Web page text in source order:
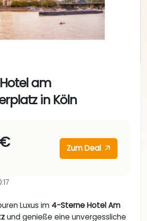
am
in Köln
Zum Deal
Luxus im 4-Sterne Hotel Am
und genieße eine unvergessliche